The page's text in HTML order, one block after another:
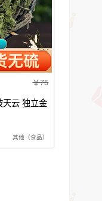
75
天云 独立金
其他（食品）